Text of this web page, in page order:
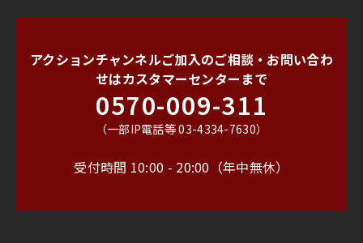
アクションチャンネルご加入のご相談・お問い合わ
せはカスタマーセンターまで
0570-009-311
（一部IP電話等 03-4334-7630）
受付時間 10:00 - 20:00（年中無休）